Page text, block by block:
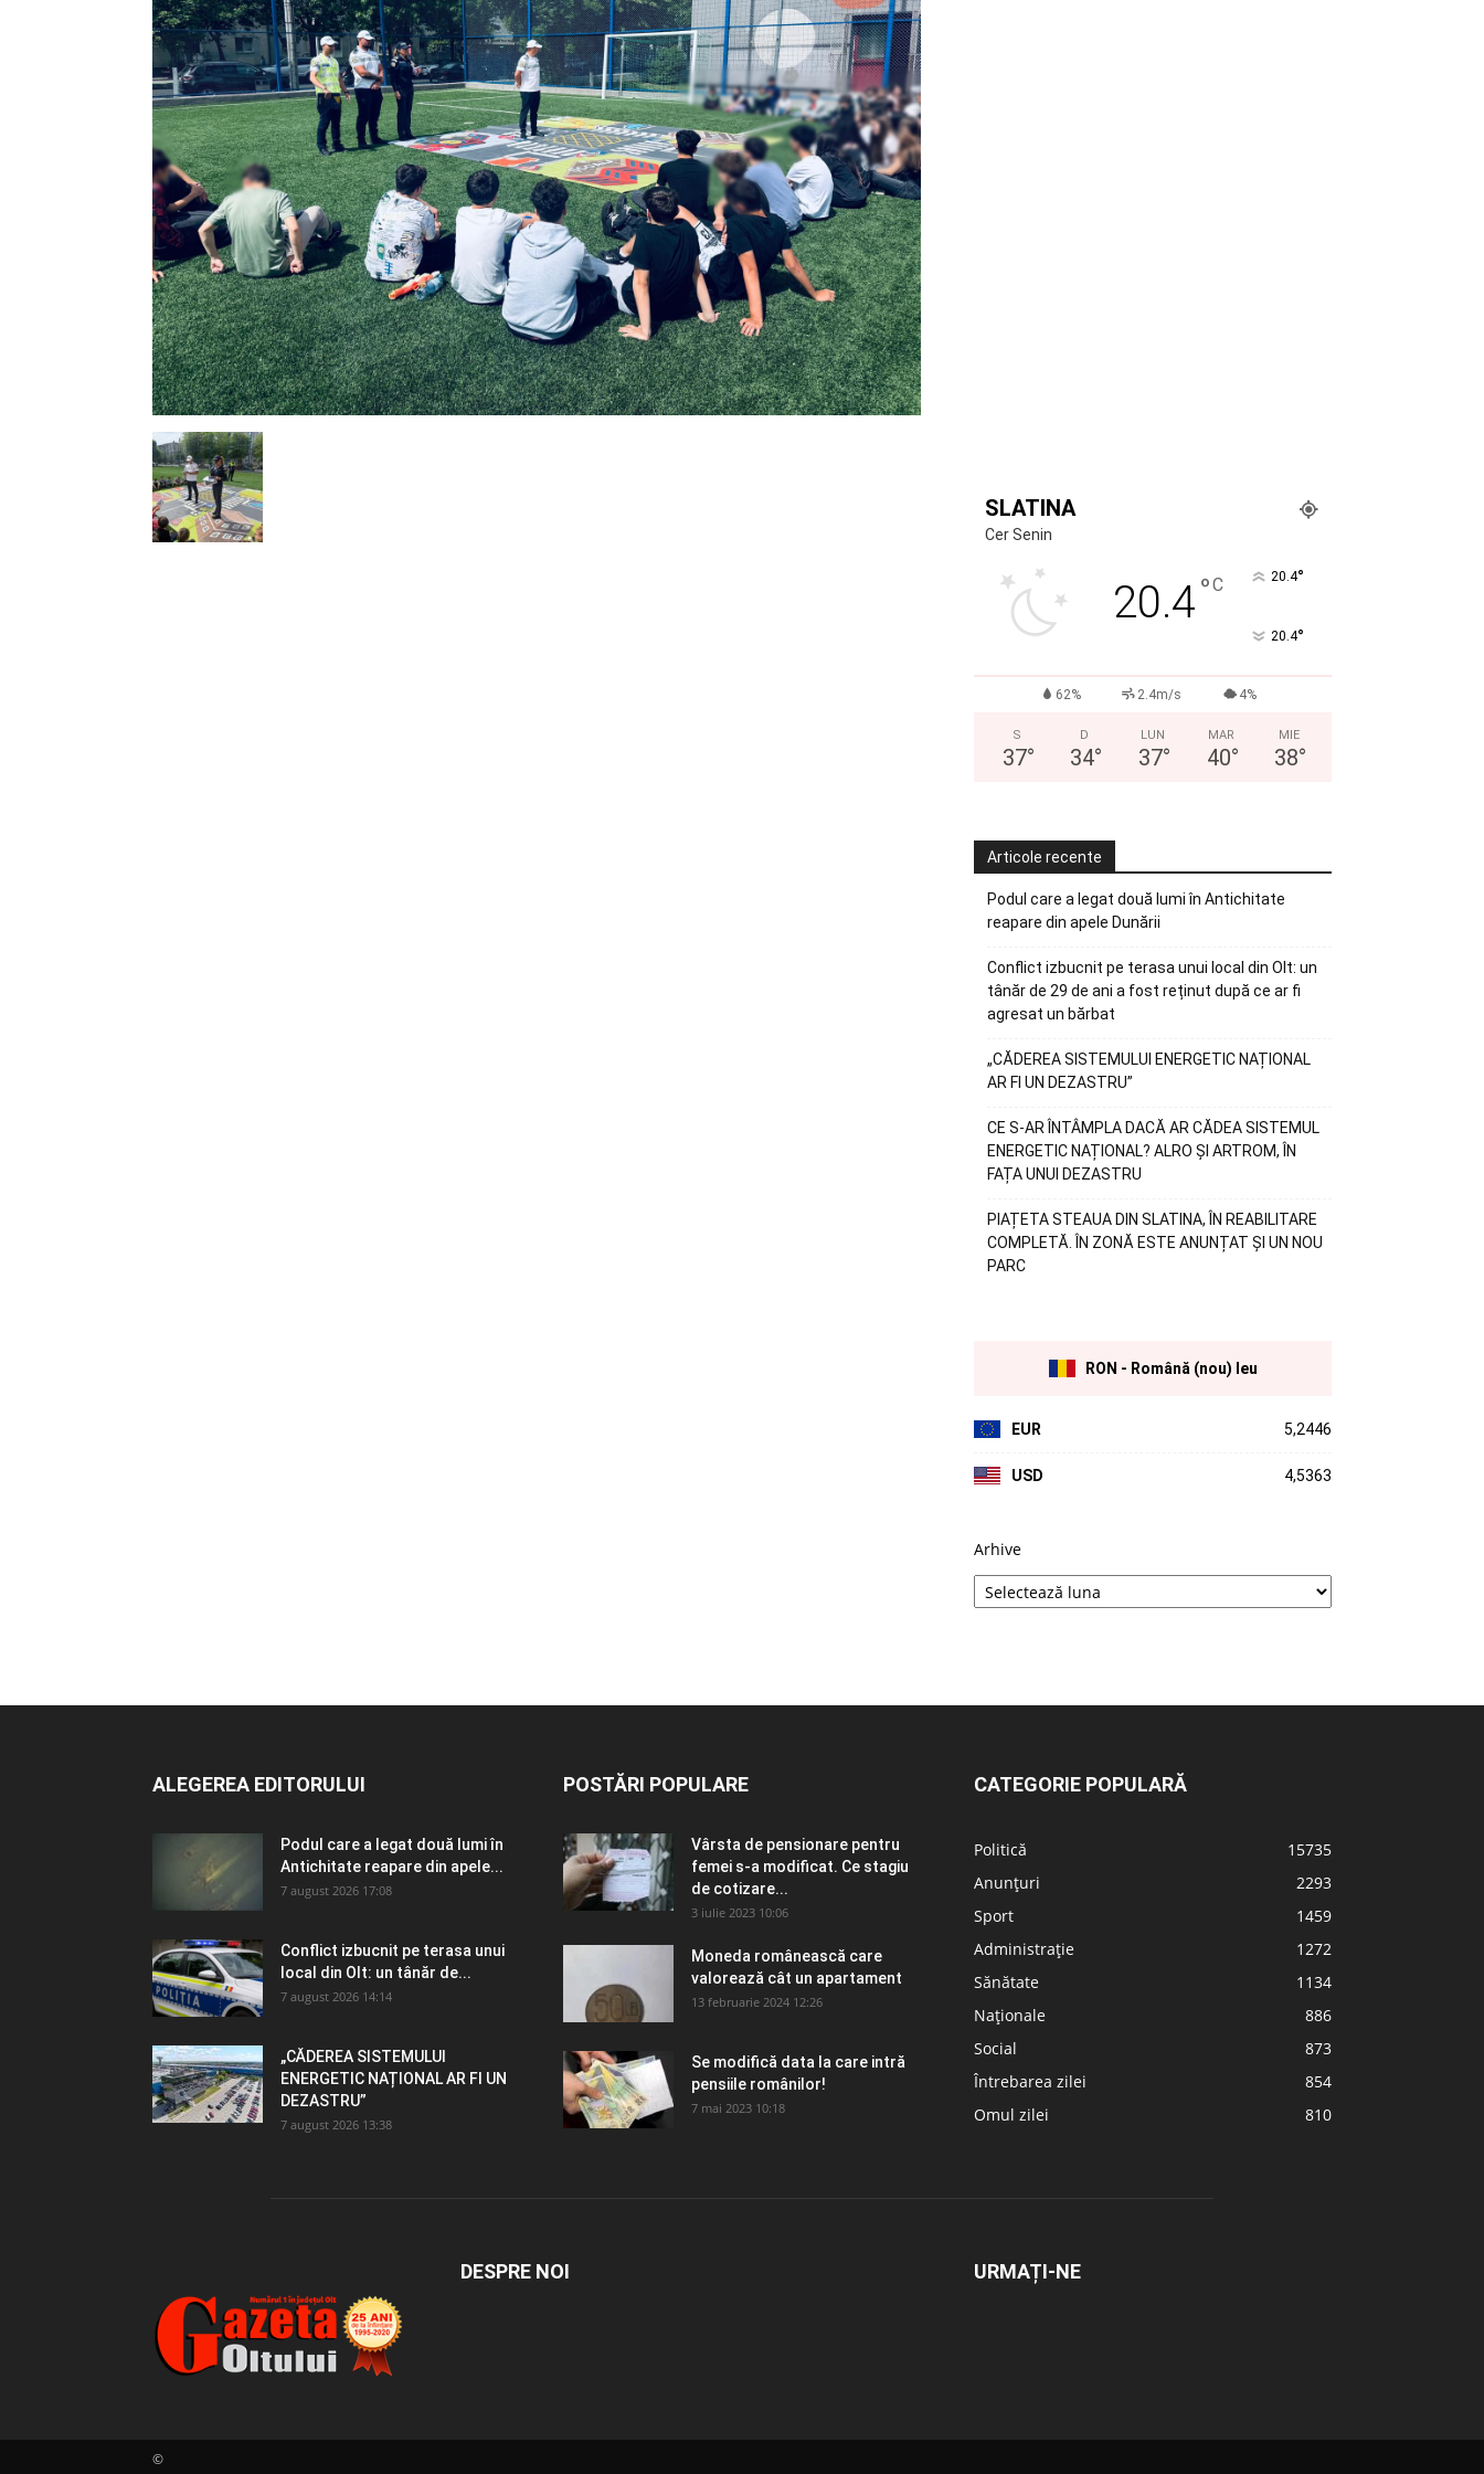
SLATINA
Cer Senin
20.4°C 20.4°
20.4°
62% 2.4m/s 4%
S
37°
D
34°
LUN
37°
MAR
40°
MIE
38°
Articole recente
Podul care a legat două lumi în Antichitate
reapare din apele Dunării
Conflict izbucnit pe terasa unui local din Olt: un
tânăr de 29 de ani a fost reținut după ce ar fi
agresat un bărbat
„CĂDEREA SISTEMULUI ENERGETIC NAȚIONAL
AR FI UN DEZASTRU”
CE S-AR ÎNTÂMPLA DACĂ AR CĂDEA SISTEMUL
ENERGETIC NAȚIONAL? ALRO ȘI ARTROM, ÎN
FAȚA UNUI DEZASTRU
PIAȚETA STEAUA DIN SLATINA, ÎN REABILITARE
COMPLETĂ. ÎN ZONĂ ESTE ANUNȚAT ȘI UN NOU
PARC
RON - Română (nou) leu
EUR 5,2446
USD 4,5363
Arhive
ALEGEREA EDITORULUI
Podul care a legat două lumi în
Antichitate reapare din apele...
7 august 2026 17:08
Conflict izbucnit pe terasa unui
local din Olt: un tânăr de...
7 august 2026 14:14
„CĂDEREA SISTEMULUI
ENERGETIC NAȚIONAL AR FI UN
DEZASTRU”
7 august 2026 13:38
POSTĂRI POPULARE
Vârsta de pensionare pentru
femei s-a modificat. Ce stagiu
de cotizare...
3 iulie 2023 10:06
Moneda românească care
valorează cât un apartament
13 februarie 2024 12:26
Se modifică data la care intră
pensiile românilor!
7 mai 2023 10:18
CATEGORIE POPULARĂ
Politică
15735
Anunțuri
2293
Sport
1459
Administrație
1272
Sănătate
1134
Naționale
886
Social
873
Întrebarea zilei
854
Omul zilei
810
DESPRE NOI URMAȚI-NE
©